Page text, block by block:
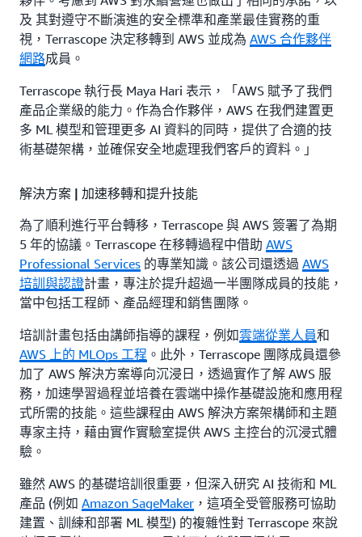
及 其對遵守不斷演進的安全標準和產業最佳實務的重
視，Terrascope 決定移轉到 AWS 並成為 AWS 合作夥伴
網路成員。
Terrascope 執行長 Maya Hari 表示，「AWS 賦予了我們
產品企業級的能力。作為合作夥伴，AWS 在我們建置更
多 ML 模型和管理更多 AI 資料的同時，提供了合適的技
術基礎架構，並確保安全地處理我們客戶的資料。」
解決方案 | 加速移轉和提升技能
為了順利進行平台轉移，Terrascope 與 AWS 簽署了為期
5 年的協議。Terrascope 在移轉過程中借助 AWS
Professional Services 的專業知識。該公司還透過 AWS
培訓與認證計畫，專注於提升超過一半團隊成員的技能，
當中包括工程師、產品經理和銷售團隊。
培訓計畫包括由講師指導的課程，例如雲端從業人員和
AWS 上的 MLOps 工程 。此外，Terrascope 團隊成員還參
加了 AWS 解決方案導向沉浸日，透過實作了解 AWS 服
務，加速學習過程並培養在雲端中操作基礎設施和應用程
式所需的技能。這些課程由 AWS 解決方案架構師和主題
專家主持，藉由實作實驗室提供 AWS 主控台的沉浸式體
驗。
雖然 AWS 的基礎培訓很重要，但深入研究 AI 技術和 ML
產品 (例如 Amazon SageMaker ，這項全受管服務可協助
建置、訓練和部署 ML 模型) 的複雜性對 Terrascope 來說